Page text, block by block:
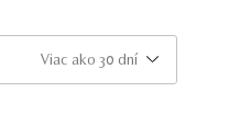
Viac ako 30 dní